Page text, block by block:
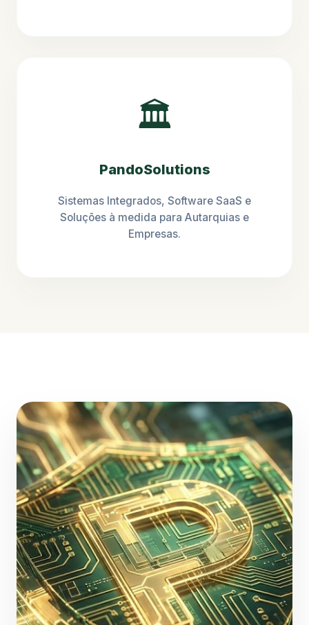
🏛️
PandoSolutions
Sistemas Integrados, Software SaaS e
Soluções à medida para Autarquias e
Empresas.